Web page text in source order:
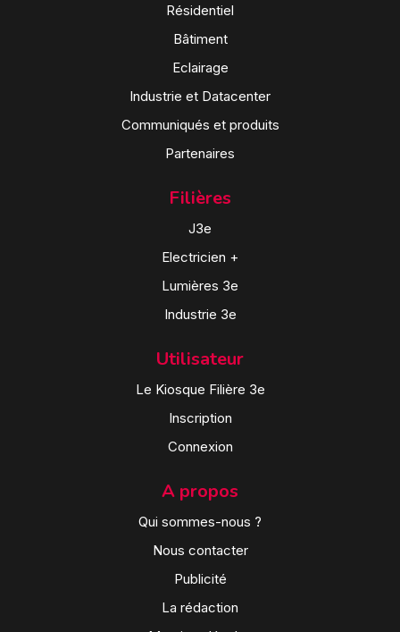
Résidentiel
Bâtiment
Eclairage
Industrie et Datacenter
Communiqués et produits
Partenaires
Filières
J3e
Electricien +
Lumières 3e
Industrie 3e
Utilisateur
Le Kiosque Filière 3e
Inscription
Connexion
A propos
Qui sommes-nous ?
Nous contacter
Publicité
La rédaction